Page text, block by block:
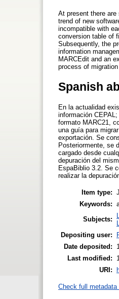
At present there
trend of new
incompatible with
conversion table of
Subsequently, the
information
MARCEdit and an
process of
Spanish
En la actualidad
información
formato MARC21,
una guía para
exportación. Se
Posteriormente, se
cargado desde
depuración del
EspaBiblio 3.2. Se
realizar la
Item type:
Keywords:
Subjects:
Depositing user:
Date deposited:
Last modified:
URI:
Check full